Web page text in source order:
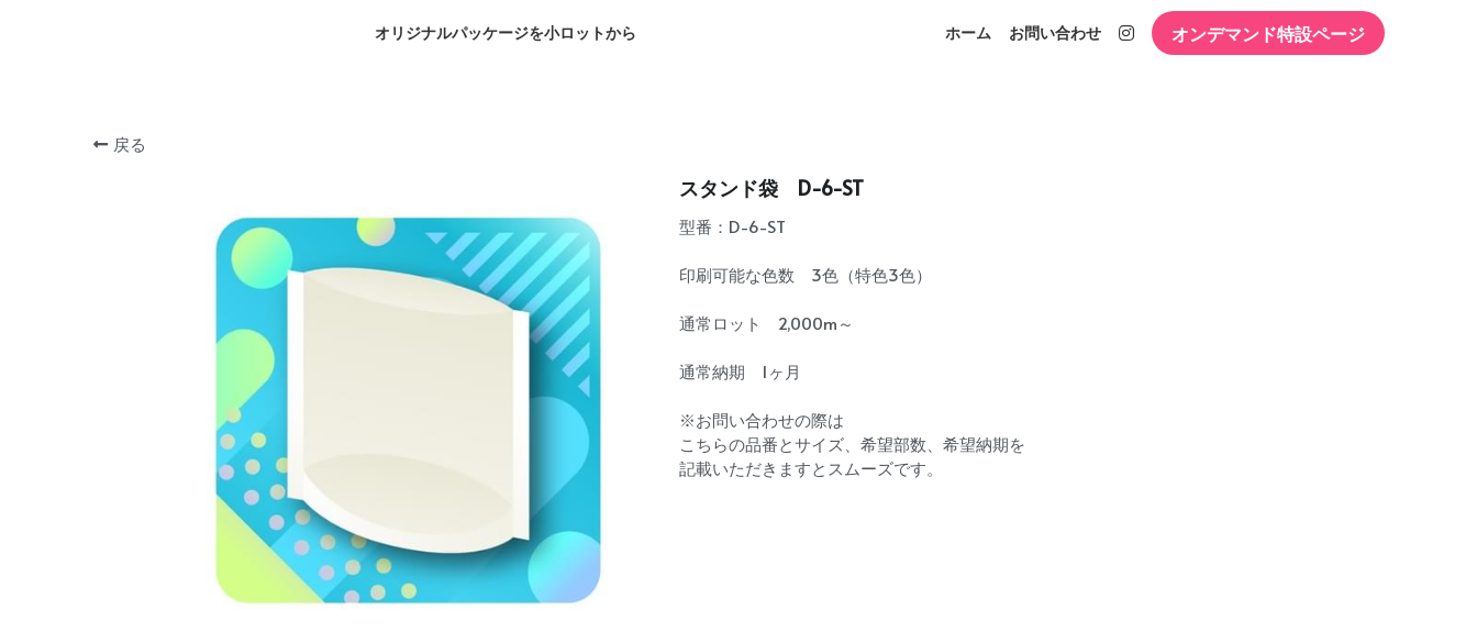
オリジナルパッケージを小ロットから ホーム お問い合わせ オンデマンド特設ページ
戻る
スタンド袋 D-6-ST
型番：D-6-ST
印刷可能な色数 3色（特色3色）
通常ロット 2,000m～
通常納期 1ヶ月
※お問い合わせの際は
こちらの品番とサイズ、希望部数、希望納期を
記載いただきますとスムーズです。